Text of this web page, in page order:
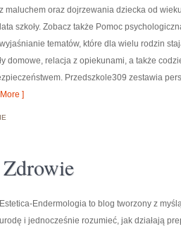
z maluchem oraz dojrzewania dziecka od
lata szkoły. Zobacz także Pomoc
wyjaśnianie tematów, które dla wielu rodzin
domowe, relacja z opiekunami, a także
Przedszkole309 zestawia
]
Estetica-Endermologia to blog tworzony z
urodę i jednocześnie rozumieć, jak działają